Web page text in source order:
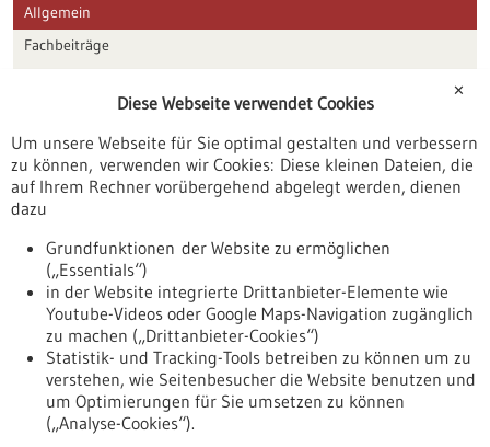
Allgemein
Fachbeiträge
Veranstaltungen
Erscheinungsdatum
Nach oben
✕
Diese Webseite verwendet Cookies
Um unsere Webseite für Sie optimal gestalten und verbessern
zu können, verwenden wir Cookies: Diese kleinen Dateien, die
auf Ihrem Rechner vorübergehend abgelegt werden, dienen
dazu
Grundfunktionen der Website zu ermöglichen
(„Essentials“)
in der Website integrierte Drittanbieter-Elemente wie
Youtube-Videos oder Google Maps-Navigation zugänglich
zu machen („Drittanbieter-Cookies“)
Statistik- und Tracking-Tools betreiben zu können um zu
verstehen, wie Seitenbesucher die Website benutzen und
um Optimierungen für Sie umsetzen zu können
(„Analyse-Cookies“).